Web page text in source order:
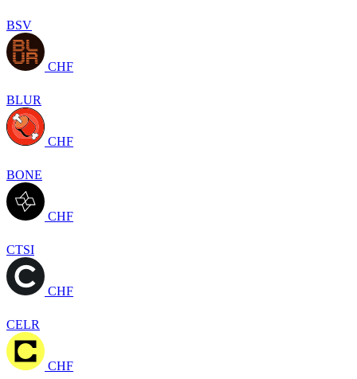
BSV
CHF
BLUR
CHF
BONE
CHF
CTSI
CHF
CELR
CHF